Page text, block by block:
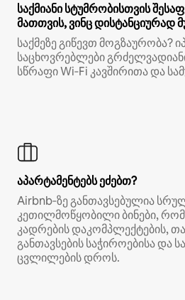
საქმიანი სტუმრობისთვის
მათთვის, ვინც დისტანციურად
საქმეზე გიწევთ მოგზაურობა?
საცხოვრებლები
სწრაფი Wi‑Fi კავშირითა და
აპარტამენტებს ეძებთ?
Airbnb‑ზე განთავსებულია
კეთილმოწყობილი ბინები,
კადრების დაკომპლექტების,
განთავსების საჭიროებისა და
ცვლილების დროს.